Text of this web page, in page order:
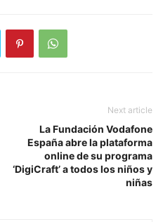
Next article
La Fundación Vodafone
España abre la plataforma
online de su programa
‘DigiCraft’ a todos los niños y
niñas